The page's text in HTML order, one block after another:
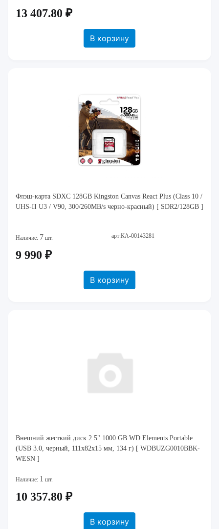
13 407.80 ₽
В корзину
Флэш-карта SDXC 128GB Kingston Canvas React Plus (Class 10 /
UHS-II U3 / V90, 300/260MB/s черно-красный) [ SDR2/128GB ]
Наличие: 7 шт. арт:КА-00143281
9 990 ₽
В корзину
Внешний жесткий диск 2.5" 1000 GB WD Elements Portable
(USB 3.0, черный, 111x82x15 мм, 134 г) [ WDBUZG0010BBK-
WESN ]
Наличие: 1 шт.
10 357.80 ₽
В корзину